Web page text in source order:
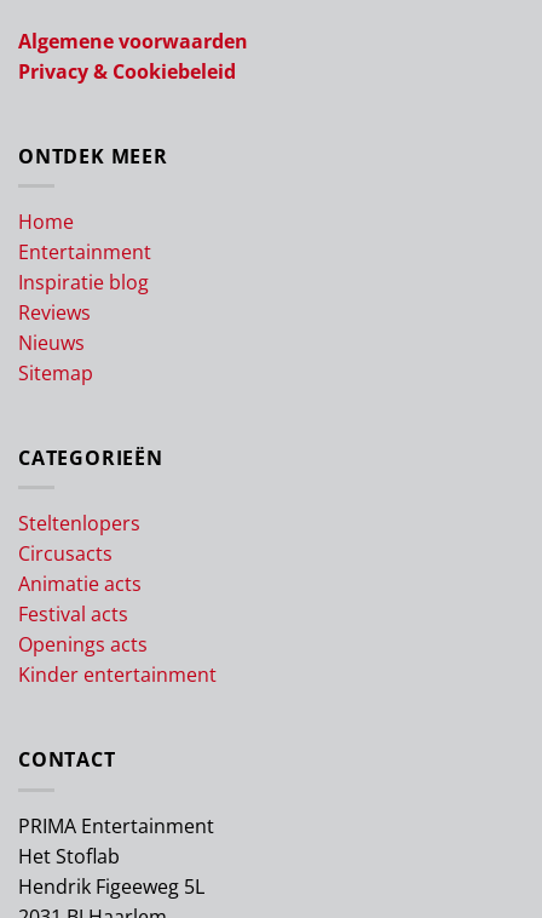
Algemene voorwaarden
Privacy & Cookiebeleid
ONTDEK MEER
Home
Entertainment
Inspiratie blog
Reviews
Nieuws
Sitemap
CATEGORIEËN
Steltenlopers
Circusacts
Animatie acts
Festival acts
Openings acts
Kinder entertainment
CONTACT
PRIMA Entertainment
Het Stoflab
Hendrik Figeeweg 5L